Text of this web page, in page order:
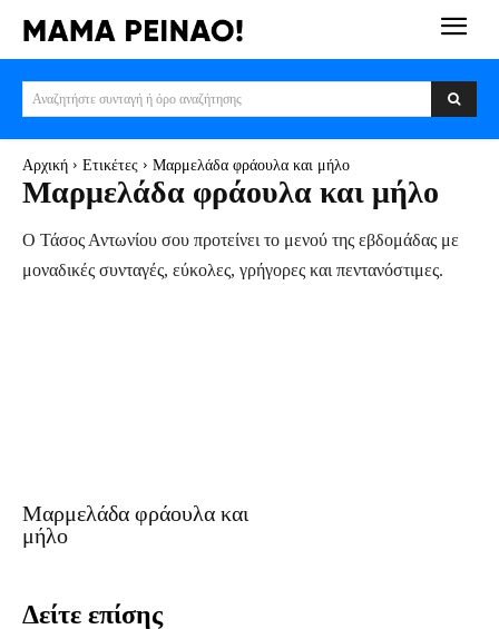
Αναζητήστε συνταγή ή όρο αναζήτησης
Αρχική Ετικέτες Μαρμελάδα φράουλα και μήλο
Μαρμελάδα φράουλα και μήλο
Ο Τάσος Αντωνίου σου προτείνει το μενού της εβδομάδας με
μοναδικές συνταγές, εύκολες, γρήγορες και πεντανόστιμες.
Μαρμελάδα φράουλα και
μήλο
Δείτε επίσης